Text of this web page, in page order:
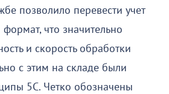
позволило перевести учет
что значительно
и скорость обработки
с этим на складе были
5С. Четко обозначены